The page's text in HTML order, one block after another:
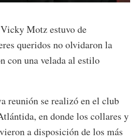
Motz estuvo de
queridos no olvidaron la
con una velada al estilo
reunión se realizó en el club
en donde los collares y
a disposición de los más